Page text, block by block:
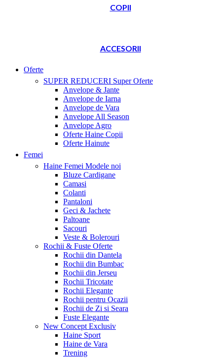
COPII
ACCESORII
Oferte
SUPER REDUCERI Super Oferte
Anvelope & Jante
Anvelope de Iarna
Anvelope de Vara
Anvelope All Season
Anvelope Agro
Oferte Haine Copii
Oferte Hainute
Femei
Haine Femei Modele noi
Bluze Cardigane
Camasi
Colanti
Pantaloni
Geci & Jachete
Paltoane
Sacouri
Veste & Bolerouri
Rochii & Fuste Oferte
Rochii din Dantela
Rochii din Bumbac
Rochii din Jerseu
Rochii Tricotate
Rochii Elegante
Rochii pentru Ocazii
Rochii de Zi si Seara
Fuste Elegante
New Concept Exclusiv
Haine Sport
Haine de Vara
Trening